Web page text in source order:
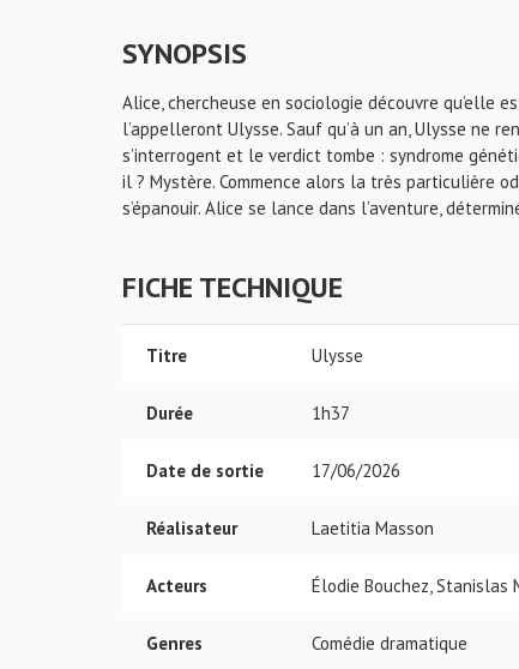
SYNOPSIS
Alice, chercheuse en sociologie découvre qu’elle
l’appelleront Ulysse. Sauf qu’à un an, Ulysse ne
s’interrogent et le verdict tombe : syndrome
il ? Mystère. Commence alors la très particulière
s’épanouir. Alice se lance dans l’aventure,
FICHE TECHNIQUE
Titre Ulysse
Durée 1h37
Date de sortie 17/06/2026
Réalisateur Laetitia Masson
Acteurs Élodie Bouchez, Stanislas
Genres Comédie dramatique